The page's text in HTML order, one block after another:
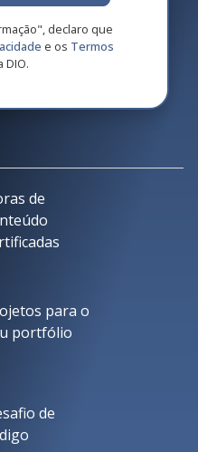
declaro que
e os Termos
DIO.
de
para o
portfólio
de